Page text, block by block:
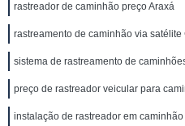
rastreador de caminhão preço Araxá
rastreamento de caminhão via
sistema de rastreamento de
preço de rastreador veicular para
instalação de rastreador em